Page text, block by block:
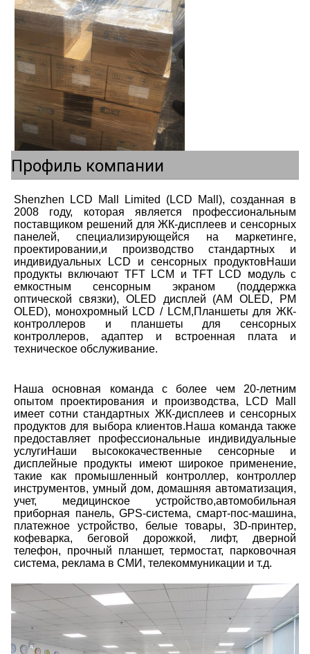
Профиль компании
Shenzhen LCD Mall Limited (LCD Mall), созданная в
2008 году, которая является профессиональным
поставщиком решений для ЖК-дисплеев и сенсорных
панелей, специализирующейся на маркетинге,
проектировании,и производство стандартных и
индивидуальных LCD и сенсорных продуктовНаши
продукты включают TFT LCM и TFT LCD модуль с
емкостным сенсорным экраном (поддержка
оптической связки), OLED дисплей (AM OLED, PM
OLED), монохромный LCD / LCM,Планшеты для ЖК-
контроллеров и планшеты для сенсорных
контроллеров, адаптер и встроенная плата и
техническое обслуживание.
Наша основная команда с более чем 20-летним
опытом проектирования и производства, LCD Mall
имеет сотни стандартных ЖК-дисплеев и сенсорных
продуктов для выбора клиентов.Наша команда также
предоставляет профессиональные индивидуальные
услугиНаши высококачественные сенсорные и
дисплейные продукты имеют широкое применение,
такие как промышленный контроллер, контроллер
инструментов, умный дом, домашняя автоматизация,
учет, медицинское устройство,автомобильная
приборная панель, GPS-система, смарт-пос-машина,
платежное устройство, белые товары, 3D-принтер,
кофеварка, беговой дорожкой, лифт, дверной
телефон, прочный планшет, термостат, парковочная
система, реклама в СМИ, телекоммуникации и т.д.